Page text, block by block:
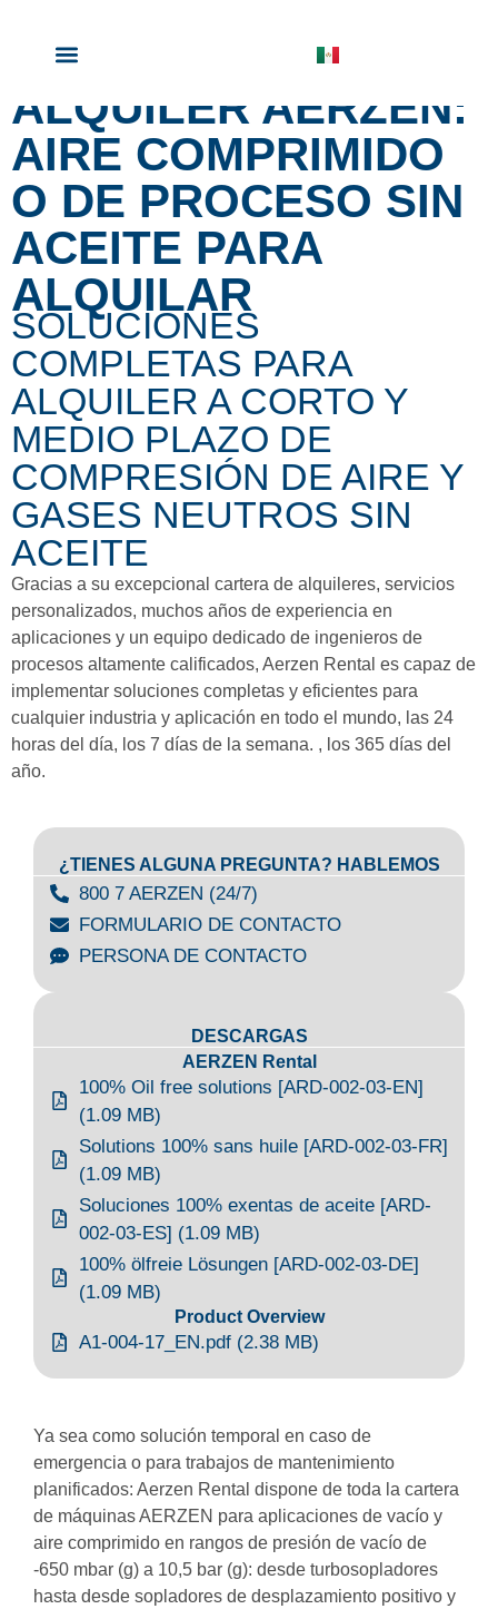
AERZEN RENTAL ・NOTICIAS
ALQUILER AERZEN:
AIRE COMPRIMIDO
O DE PROCESO SIN
ACEITE PARA
ALQUILAR
SOLUCIONES
COMPLETAS PARA
ALQUILER A CORTO Y
MEDIO PLAZO DE
COMPRESIÓN DE AIRE Y
GASES NEUTROS SIN
ACEITE
Gracias a su excepcional cartera de alquileres, servicios
personalizados, muchos años de experiencia en
aplicaciones y un equipo dedicado de ingenieros de
procesos altamente calificados, Aerzen Rental es capaz de
implementar soluciones completas y eficientes para
cualquier industria y aplicación en todo el mundo, las 24
horas del día, los 7 días de la semana. , los 365 días del
año.
¿TIENES ALGUNA PREGUNTA? HABLEMOS
800 7 AERZEN (24/7)
FORMULARIO DE CONTACTO
PERSONA DE CONTACTO
DESCARGAS
AERZEN Rental
100% Oil free solutions [ARD-002-03-EN]
(1.09 MB)
Solutions 100% sans huile [ARD-002-03-FR]
(1.09 MB)
Soluciones 100% exentas de aceite [ARD-
002-03-ES] (1.09 MB)
100% ölfreie Lösungen [ARD-002-03-DE]
(1.09 MB)
Product Overview
A1-004-17_EN.pdf (2.38 MB)
Ya sea como solución temporal en caso de
emergencia o para trabajos de mantenimiento
planificados: Aerzen Rental dispone de toda la cartera
de máquinas AERZEN para aplicaciones de vacío y
aire comprimido en rangos de presión de vacío de
-650 mbar (g) a 10,5 bar (g): desde turbosopladores
hasta desde sopladores de desplazamiento positivo y